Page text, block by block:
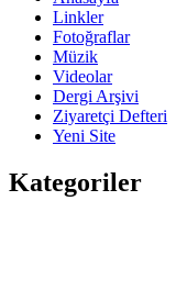
Linkler
Fotoğraflar
Müzik
Videolar
Dergi Arşivi
Ziyaretçi Defteri
Yeni Site
Kategoriler